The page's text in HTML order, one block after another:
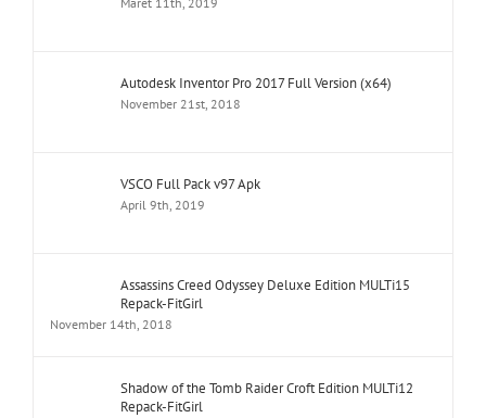
Autodesk Inventor Pro 2017 Full Version (x64)
November 21st, 2018
VSCO Full Pack v97 Apk
April 9th, 2019
Assassins Creed Odyssey Deluxe Edition MULTi15
Repack-FitGirl
November 14th, 2018
Shadow of the Tomb Raider Croft Edition MULTi12
Repack-FitGirl